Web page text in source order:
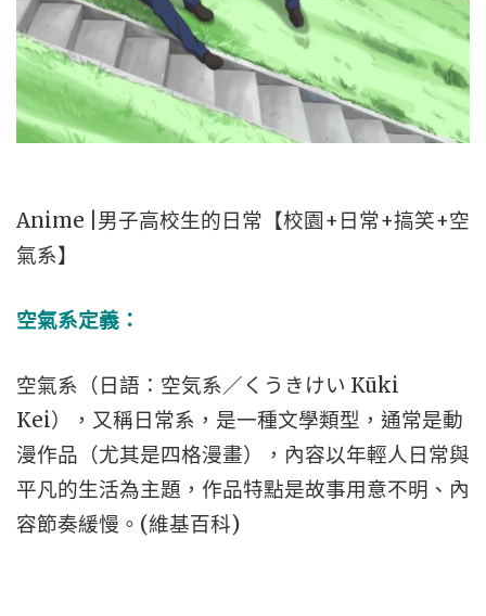
Anime |男子高校生的日常【校園+日常+搞笑+空
氣系】
空氣系定義：
空氣系（日語：空気系／くうきけい Kūki
Kei），又稱日常系，是一種文學類型，通常是動
漫作品（尤其是四格漫畫），內容以年輕人日常與
平凡的生活為主題，作品特點是故事用意不明、內
容節奏緩慢。(維基百科)